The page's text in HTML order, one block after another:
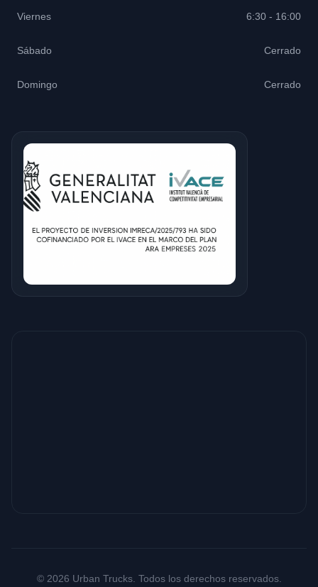
Viernes 6:30 - 16:00
Sábado Cerrado
Domingo Cerrado
© 2026 Urban Trucks. Todos los derechos reservados.